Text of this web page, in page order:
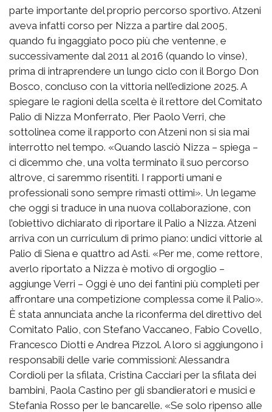
parte importante del proprio percorso sportivo. Atzeni
aveva infatti corso per Nizza a partire dal 2005,
quando fu ingaggiato poco più che ventenne, e
successivamente dal 2011 al 2016 (quando lo vinse),
prima di intraprendere un lungo ciclo con il Borgo Don
Bosco, concluso con la vittoria nell’edizione 2025. A
spiegare le ragioni della scelta è il rettore del Comitato
Palio di Nizza Monferrato, Pier Paolo Verri, che
sottolinea come il rapporto con Atzeni non si sia mai
interrotto nel tempo. «Quando lasciò Nizza – spiega –
ci dicemmo che, una volta terminato il suo percorso
altrove, ci saremmo risentiti. I rapporti umani e
professionali sono sempre rimasti ottimi». Un legame
che oggi si traduce in una nuova collaborazione, con
l’obiettivo dichiarato di riportare il Palio a Nizza. Atzeni
arriva con un curriculum di primo piano: undici vittorie al
Palio di Siena e quattro ad Asti. «Per me, come rettore,
averlo riportato a Nizza è motivo di orgoglio –
aggiunge Verri – Oggi è uno dei fantini più completi per
affrontare una competizione complessa come il Palio».
È stata annunciata anche la riconferma del direttivo del
Comitato Palio, con Stefano Vaccaneo, Fabio Covello,
Francesco Diotti e Andrea Pizzol. A loro si aggiungono i
responsabili delle varie commissioni: Alessandra
Cordioli per la sfilata, Cristina Cacciari per la sfilata dei
bambini, Paola Castino per gli sbandieratori e musici e
Stefania Rosso per le bancarelle. «Se solo ripenso alle